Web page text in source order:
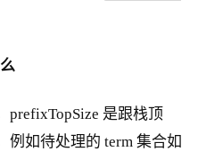
是跟栈顶
例如待处理的 term 集合如